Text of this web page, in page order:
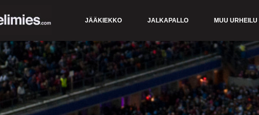
JÄÄKIEKKO JALKAPALLO MUU URHEILU